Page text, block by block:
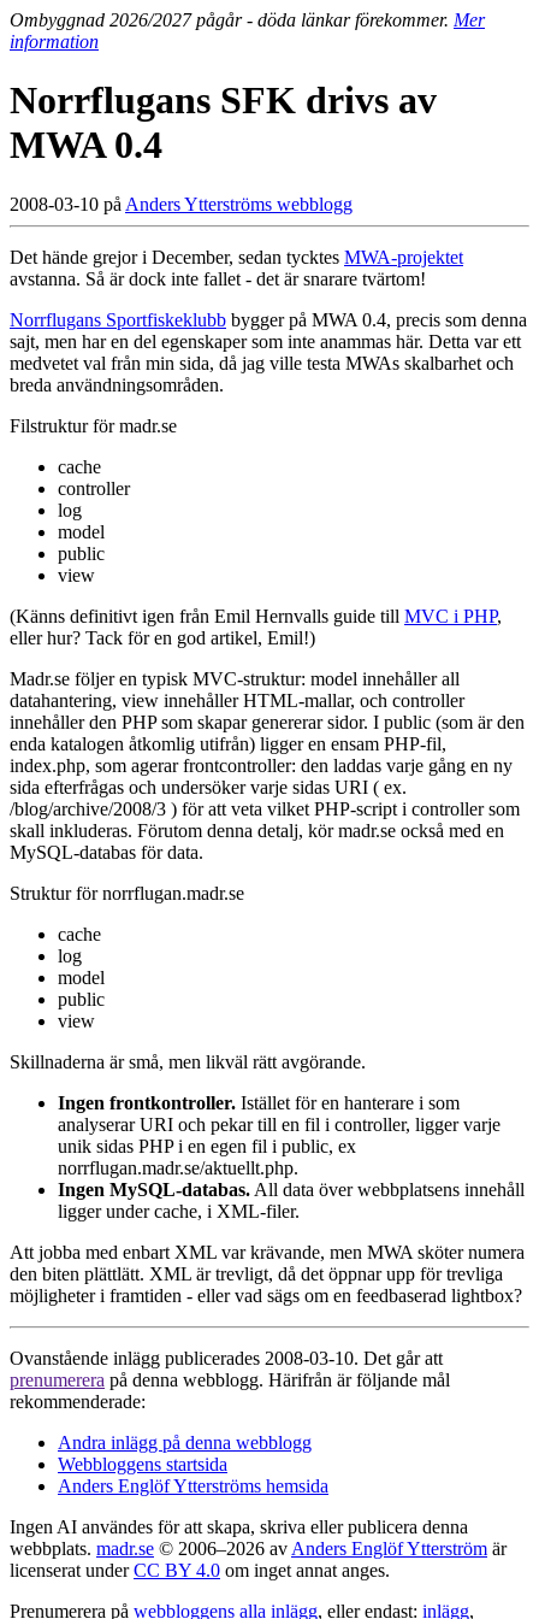
Ombyggnad 2026/2027 pågår - döda länkar förekommer. Mer
information
Norrflugans SFK drivs av
MWA 0.4
2008-03-10 på Anders Ytterströms webblogg
Det hände grejor i December, sedan tycktes MWA-projektet
avstanna. Så är dock inte fallet - det är snarare tvärtom!
Norrflugans Sportfiskeklubb bygger på MWA 0.4, precis som denna
sajt, men har en del egenskaper som inte anammas här. Detta var ett
medvetet val från min sida, då jag ville testa MWAs skalbarhet och
breda användningsområden.
Filstruktur för madr.se
cache
controller
log
model
public
view
(Känns definitivt igen från Emil Hernvalls guide till MVC i PHP,
eller hur? Tack för en god artikel, Emil!)
Madr.se följer en typisk MVC-struktur: model innehåller all
datahantering, view innehåller HTML-mallar, och controller
innehåller den PHP som skapar genererar sidor. I public (som är den
enda katalogen åtkomlig utifrån) ligger en ensam PHP-fil,
index.php, som agerar frontcontroller: den laddas varje gång en ny
sida efterfrågas och undersöker varje sidas URI ( ex.
/blog/archive/2008/3 ) för att veta vilket PHP-script i controller som
skall inkluderas. Förutom denna detalj, kör madr.se också med en
MySQL-databas för data.
Struktur för norrflugan.madr.se
cache
log
model
public
view
Skillnaderna är små, men likväl rätt avgörande.
Ingen frontkontroller. Istället för en hanterare i som
analyserar URI och pekar till en fil i controller, ligger varje
unik sidas PHP i en egen fil i public, ex
norrflugan.madr.se/aktuellt.php.
Ingen MySQL-databas. All data över webbplatsens innehåll
ligger under cache, i XML-filer.
Att jobba med enbart XML var krävande, men MWA sköter numera
den biten plättlätt. XML är trevligt, då det öppnar upp för trevliga
möjligheter i framtiden - eller vad sägs om en feedbaserad lightbox?
Ovanstående inlägg publicerades 2008-03-10. Det går att
prenumerera på denna webblogg. Härifrån är följande mål
rekommenderade:
Andra inlägg på denna webblogg
Webbloggens startsida
Anders Englöf Ytterströms hemsida
Ingen AI användes för att skapa, skriva eller publicera denna
webbplats. madr.se © 2006–2026 av Anders Englöf Ytterström är
licenserat underCC BY 4.0 om inget annat anges.
Prenumerera på webbloggens alla inlägg, eller endast: inlägg,